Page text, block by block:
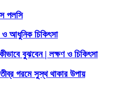
পলসি
আধুনিক চিকিৎসা
বুঝবেন | লক্ষণ ও চিকিৎসা
গরমে সুস্থ থাকার উপায়